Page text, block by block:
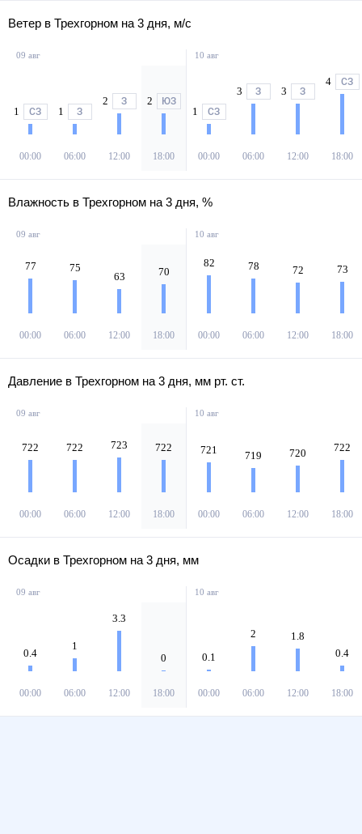
Ветер в Трехгорном на 3 дня, м/с
09 авг
1 СЗ
00:00
1 З
06:00
2 З
12:00
2 ЮЗ
18:00
10 авг
1 СЗ
00:00
3 З
06:00
3 З
12:00
4 СЗ
18:00
Влажность в Трехгорном на 3 дня, %
09 авг
77
00:00
75
06:00
63
12:00
70
18:00
10 авг
82
00:00
78
06:00
72
12:00
73
18:00
Давление в Трехгорном на 3 дня, мм рт. ст.
09 авг
722
00:00
722
06:00
723
12:00
722
18:00
10 авг
721
00:00
719
06:00
720
12:00
722
18:00
Осадки в Трехгорном на 3 дня, мм
09 авг
0.4
00:00
1
06:00
3.3
12:00
0
18:00
10 авг
0.1
00:00
2
06:00
1.8
12:00
0.4
18:00